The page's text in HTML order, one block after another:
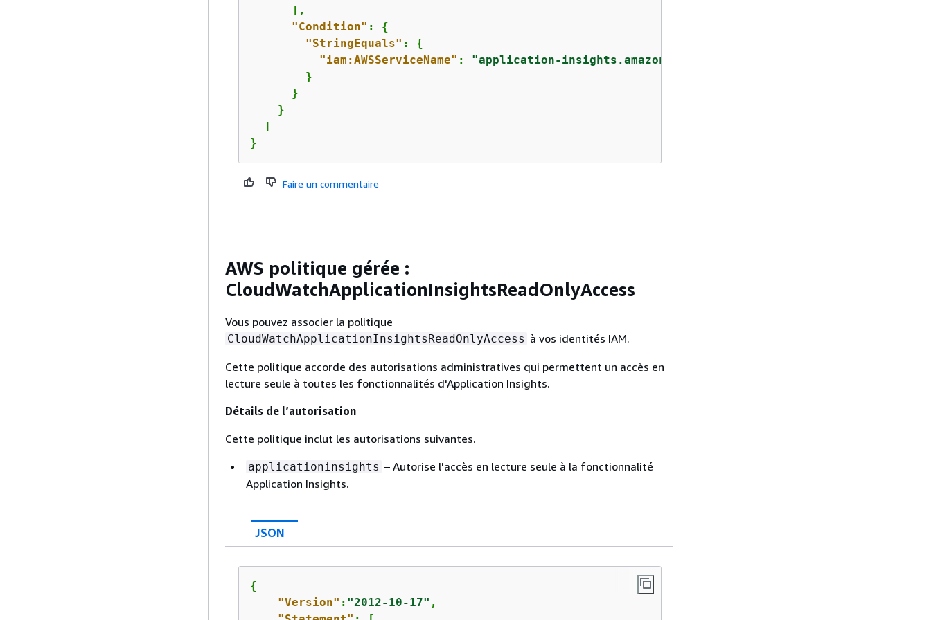
      ],
"Condition" : {
"StringEquals" : {
"iam:AWSServiceName" : "application-insights.amazonaws.com"
        }
      }
    }
  ]
}
Faire un commentaire
AWS politique gérée :
CloudWatchApplicationInsightsReadOnlyAccess
Vous pouvez associer la politique
CloudWatchApplicationInsightsReadOnlyAccess à vos identités IAM.
Cette politique accorde des autorisations administratives qui permettent un accès en
lecture seule à toutes les fonctionnalités d'Application Insights.
Détails de l’autorisation
Cette politique inclut les autorisations suivantes.
applicationinsights – Autorise l'accès en lecture seule à la fonctionnalité
Application Insights.
JSON
{
"Version" : "2012-10-17" ,